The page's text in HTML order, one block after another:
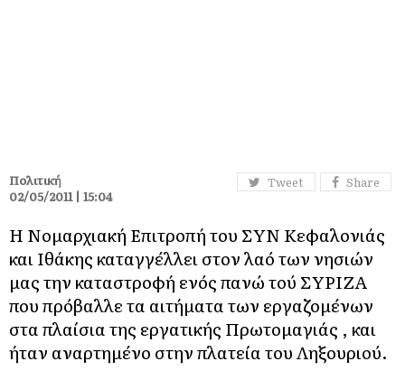
Tweet Share
Πολιτική
02/05/2011 | 15:04
Η Νομαρχιακή Επιτροπή του ΣΥΝ Κεφαλονιάς
και Ιθάκης καταγγέλλει στον λαό των νησιών
μας την καταστροφή ενός πανώ τού ΣΥΡΙΖΑ
που πρόβαλλε τα αιτήματα των εργαζομένων
στα πλαίσια της εργατικής Πρωτομαγιάς , και
ήταν αναρτημένο στην πλατεία του Ληξουριού.